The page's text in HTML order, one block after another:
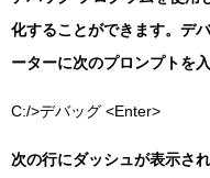
化することができます。デ
ーターに次のプロンプトを入
C:/>デバッグ <Enter>
次の行にダッシュが表示さ